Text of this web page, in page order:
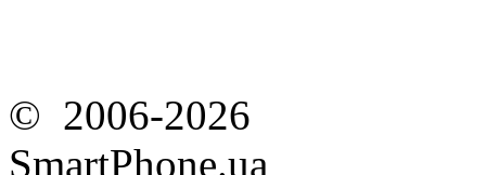
© 2006-2026
SmartPhone.ua